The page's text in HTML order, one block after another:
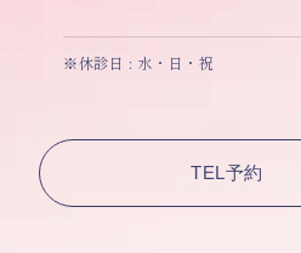
※休診日 : 水・日・祝
TEL予約